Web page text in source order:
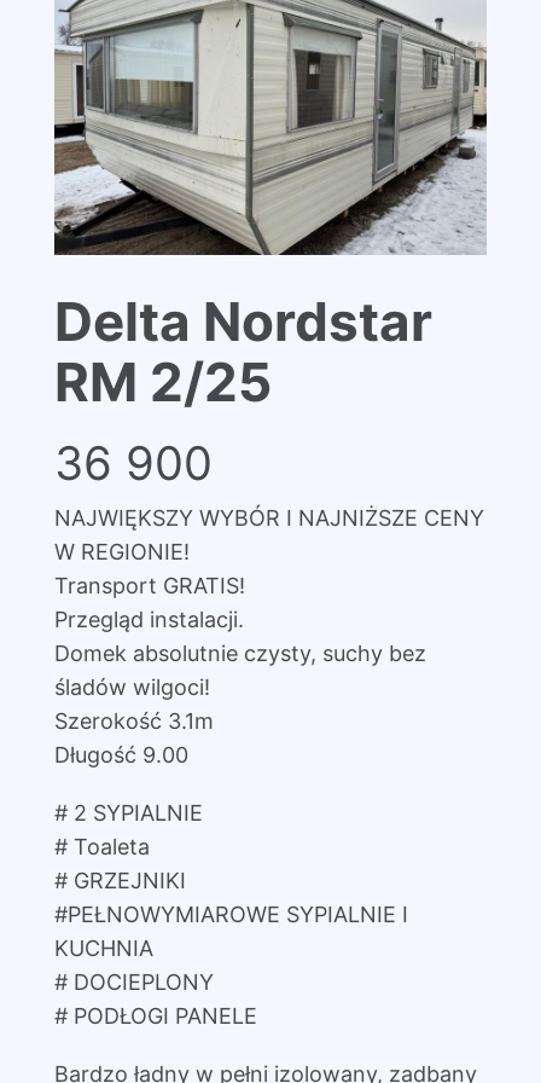
Delta Nordstar
RM 2/25
36 900
NAJWIĘKSZY WYBÓR I NAJNIŻSZE CENY
W REGIONIE!
Transport GRATIS!
Przegląd instalacji.
Domek absolutnie czysty, suchy bez
śladów wilgoci!
Szerokość 3.1m
Długość 9.00
# 2 SYPIALNIE
# Toaleta
# GRZEJNIKI
#PEŁNOWYMIAROWE SYPIALNIE I
KUCHNIA
# DOCIEPLONY
# PODŁOGI PANELE
Bardzo ładny w pełni izolowany, zadbany